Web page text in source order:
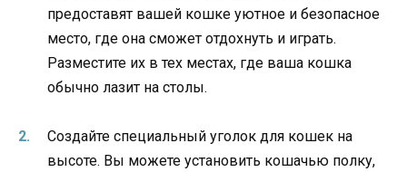
предоставят вашей кошке уютное и безопасное
место, где она сможет отдохнуть и играть.
Разместите их в тех местах, где ваша кошка
обычно лазит на столы.
Создайте специальный уголок для кошек на
высоте. Вы можете установить кошачью полку,